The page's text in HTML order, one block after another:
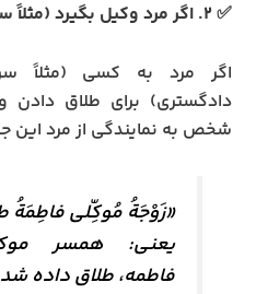
✅ ۲. اگر مرد وکیل بگیرد (مثلاً سردفتر طلاق)
اگر مرد به کسی (مثلاً
دادگستری) برای طلاق دادن
شخص به نمایندگی از مرد این
«زَوْجَةُ مُوکِّلی فاطِمَةُ
یعنی: همسر
فاطمه، طلاق داده